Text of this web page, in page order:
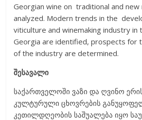
Georgian wine on traditional and new
analyzed. Modern trends in the
viticulture and winemaking industry in
Georgia are identified, prospects for
of the industry are determined.
შესავალი
საქართველოში ვაზი და ღვინო
კულტურული ცხოვრების
კეთილდღეობის საშუალება იყო